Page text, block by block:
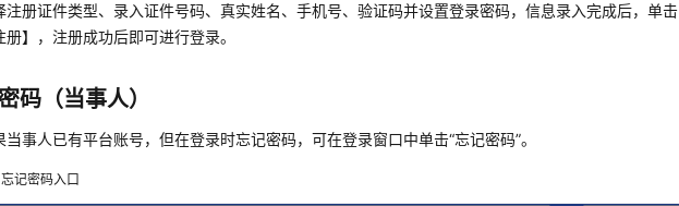
注册证件类型、录入证件号码、真实姓名、手机号、验证码并设置登录密码，信息录入完成后，单击
册】，注册成功后即可进行登录。
码（当事人）
当事人已有平台账号，但在登录时忘记密码，可在登录窗口中单击“忘记密码”。
忘记密码入口